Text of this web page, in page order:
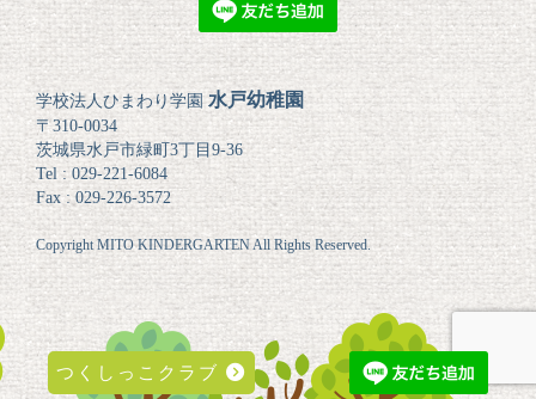
つくしっこクラブ
学校法人ひまわり学園 水戸幼稚園
〒310-0034
茨城県水戸市緑町3丁目9-36
Tel : 029-221-6084
Fax : 029-226-3572
Copyright MITO KINDERGARTEN All Rights Reserved.